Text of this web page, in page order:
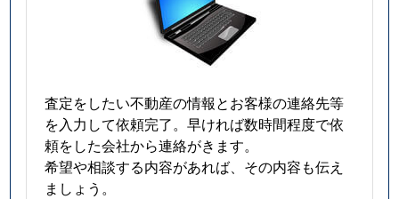
査定をしたい不動産の情報とお客様の連絡先等
を入力して依頼完了。早ければ数時間程度で依
頼をした会社から連絡がきます。
希望や相談する内容があれば、その内容も伝え
ましょう。